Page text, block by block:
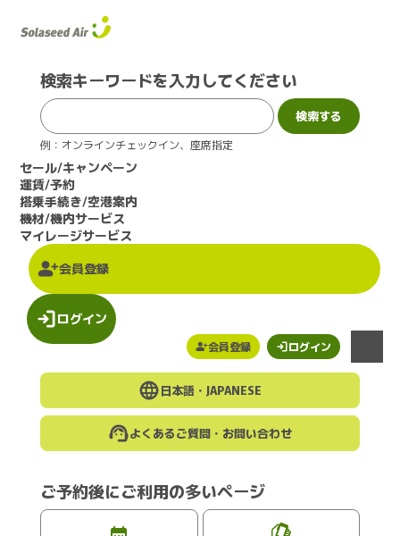
会員登録 ログイン
メニュー
検索キーワードを入力してください
例：オンラインチェックイン、座席指定
セール/キャンペーン
運賃/予約
搭乗手続き/空港案内
機材/機内サービス
マイレージサービス
会員登録
ログイン
日本語・ JAPANESE
よくあるご質問・お問い合わせ
ご予約後にご利用の多いページ